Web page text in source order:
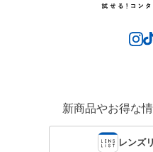
新商品やお得な
レンズ